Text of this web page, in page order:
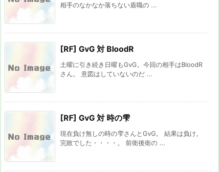
相手のなかなか落ちない盾職の ...
[RF] GvG 対 BloodR
土曜に引き続き日曜もGvG。今回の相手はBloodR
さん。 意図はしていないのだ ...
[RF] GvG 対 時の雫
現在負け無しの時の雫さんとGvG。 結果は負け。
完敗でした・・・・。 前衛後衛の ...